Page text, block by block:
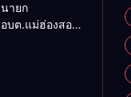
หลังคอสะพาน
แม่สุยะขาดจาก
นายก
อบต.แม่ฮ่องสอน